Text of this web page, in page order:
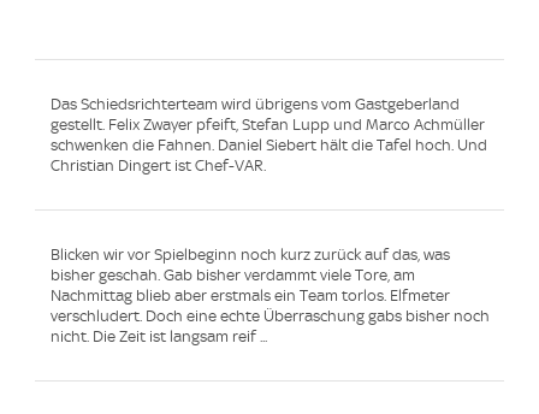
Das Schiedsrichterteam wird übrigens vom Gastgeberland
gestellt. Felix Zwayer pfeift, Stefan Lupp und Marco Achmüller
schwenken die Fahnen. Daniel Siebert hält die Tafel hoch. Und
Christian Dingert ist Chef-VAR.
Blicken wir vor Spielbeginn noch kurz zurück auf das, was
bisher geschah. Gab bisher verdammt viele Tore, am
Nachmittag blieb aber erstmals ein Team torlos. Elfmeter
verschludert. Doch eine echte Überraschung gabs bisher noch
nicht. Die Zeit ist langsam reif ...